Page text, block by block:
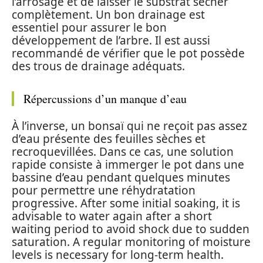
complètement. Un bon drainage est
essentiel pour assurer le bon
développement de l’arbre. Il est aussi
recommandé de vérifier que le pot possède
des trous de drainage adéquats.
Répercussions d’un manque d’eau
À l’inverse, un bonsaï qui ne reçoit pas assez
d’eau présente des feuilles sèches et
recroquevillées. Dans ce cas, une solution
rapide consiste à immerger le pot dans une
bassine d’eau pendant quelques minutes
pour permettre une réhydratation
progressive. After some initial soaking, it is
advisable to water again after a short
waiting period to avoid shock due to sudden
saturation. A regular monitoring of moisture
levels is necessary for long-term health.